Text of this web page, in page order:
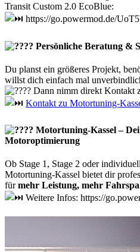
Transit Custom 2.0 EcoBlue:
https://go.powermod.de/
Persönliche Beratung &
Du planst ein größeres Projekt,
willst dich einfach mal
Dann nimm direkt Kontakt
Kontakt zu Motortuning-
Motortuning-Kassel –
Motoroptimierung
Ob Stage 1, Stage 2 oder
Motortuning-Kassel bietet dir
fürmehr Leistung, mehr
Weitere Infos: https://